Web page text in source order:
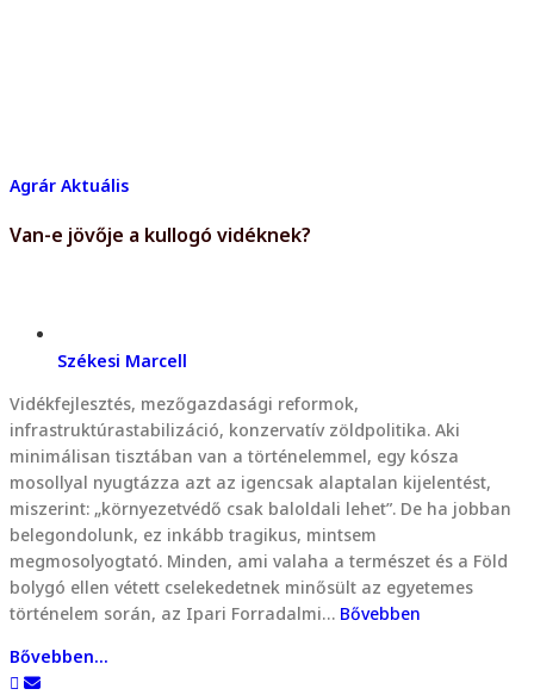
Agrár Aktuális
Van-e jövője a kullogó vidéknek?
Székesi Marcell
Vidékfejlesztés, mezőgazdasági reformok,
infrastruktúrastabilizáció, konzervatív zöldpolitika. Aki
minimálisan tisztában van a történelemmel, egy kósza
mosollyal nyugtázza azt az igencsak alaptalan kijelentést,
miszerint: „környezetvédő csak baloldali lehet”. De ha jobban
belegondolunk, ez inkább tragikus, mintsem
megmosolyogtató. Minden, ami valaha a természet és a Föld
bolygó ellen vétett cselekedetnek minősült az egyetemes
történelem során, az Ipari Forradalmi… Bővebben
Bővebben...